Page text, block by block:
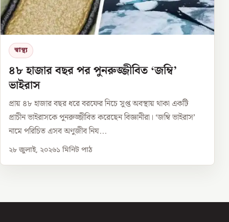
স্বাস্থ্য
৪৮ হাজার বছর পর পুনরুজ্জীবিত ‘জম্বি’
ভাইরাস
প্রায় ৪৮ হাজার বছর ধরে বরফের নিচে সুপ্ত অবস্থায় থাকা একটি
প্রাচীন ভাইরাসকে পুনরুজ্জীবিত করেছেন বিজ্ঞানীরা। ‘জম্বি ভাইরাস’
নামে পরিচিত এসব অণুজীব নিয...
২৮ জুলাই, ২০২৬১ মিনিট পাঠ